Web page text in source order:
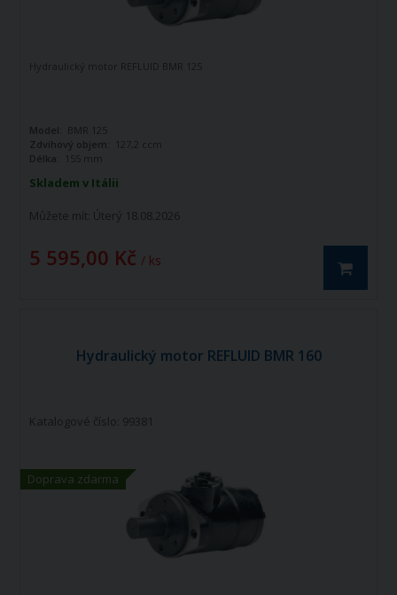
Skladem v Itálii
Můžete mít: Úterý 18.08.2026
5 595,00 Kč / ks
Hydraulický motor REFLUID BMR 125
Model: BMR 125
Zdvihový objem:
127,2 ccm
Délka:
155 mm
Hydraulický motor REFLUID BMR 160
Doprava zdarma
Katalogové číslo: 99381